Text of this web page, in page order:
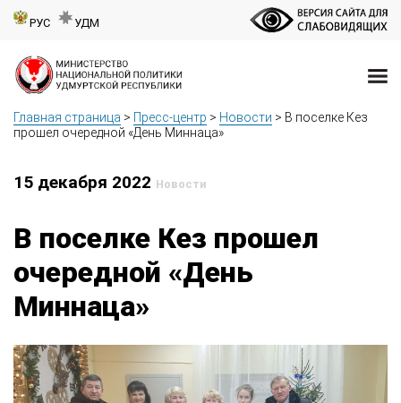
РУС УДМ
Главная страница > Пресс-центр > Новости > В поселке Кез
прошел очередной «День Миннаца»
15 декабря 2022 Новости
В поселке Кез прошел
очередной «День
Миннаца»